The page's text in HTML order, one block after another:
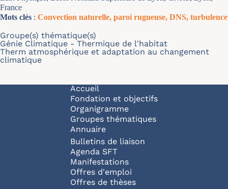
France
Mots clés : Convection naturelle, paroi rugueuse, DNS, turbulence
Groupe(s) thématique(s)
Génie Climatique - Thermique de l'habitat
Therm atmosphérique et adaptation au changement
climatique
Navigation principale
Accueil
Fondation et objectifs
Organigramme
Groupes thématiques
Annuaire
Bulletins de liaison
Agenda SFT
Manifestations
Offres d'emploi
Offres de thèses